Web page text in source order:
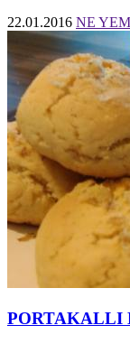
22.01.2016 NE
PORTAKALLI